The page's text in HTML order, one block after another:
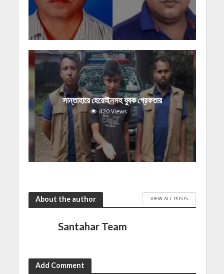
সান্তাহারে হেরোইনসহ যুবক গ্রেফতার
420 Views
About the author VIEW ALL POSTS
Santahar Team
Add Comment